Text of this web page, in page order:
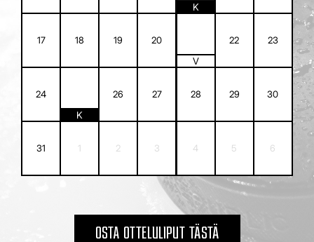
K
17 18 19 20
V
22 23
24
K
26 27 28 29 30
31 1 2 3 4 5 6
OSTA OTTELULIPUT TÄSTÄ